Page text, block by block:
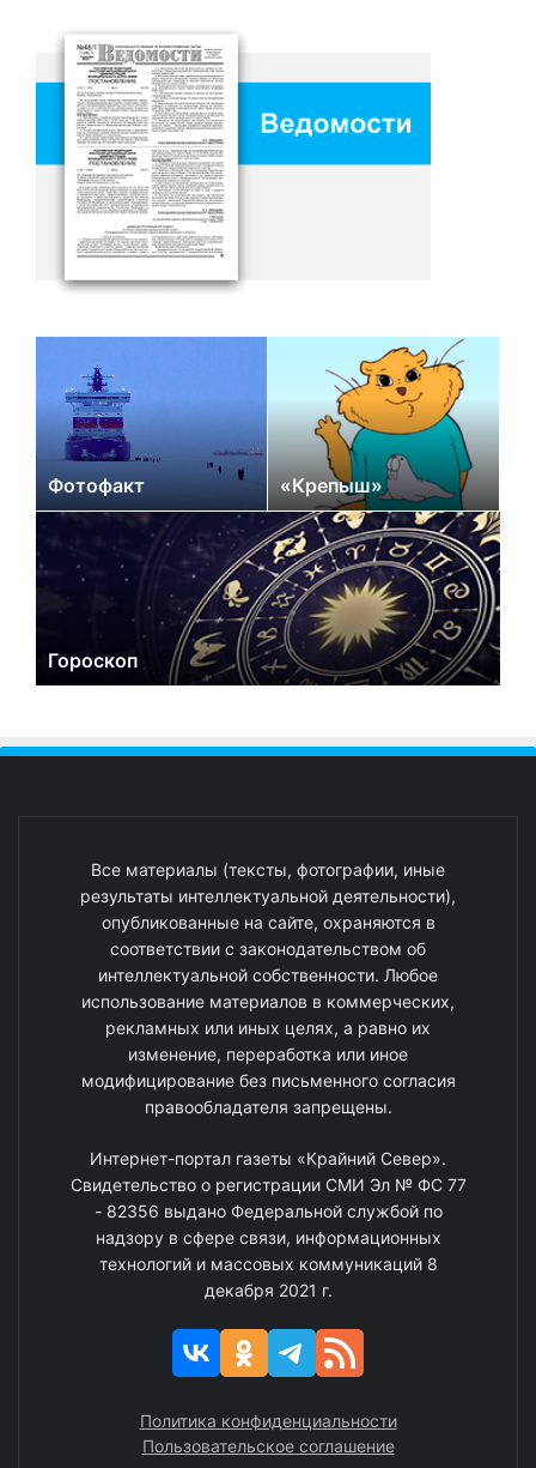
Фотофакт «Крепыш»
Гороскоп
Все материалы (тексты, фотографии, иные
результаты интеллектуальной деятельности),
опубликованные на сайте, охраняются в
соответствии с законодательством об
интеллектуальной собственности. Любое
использование материалов в коммерческих,
рекламных или иных целях, а равно их
изменение, переработка или иное
модифицирование без письменного согласия
правообладателя запрещены.
Интернет-портал газеты «Крайний Север».
Свидетельство о регистрации СМИ Эл № ФС 77
- 82356 выдано Федеральной службой по
надзору в сфере связи, информационных
технологий и массовых коммуникаций 8
декабря 2021 г.
Политика конфиденциальности
Пользовательское соглашение